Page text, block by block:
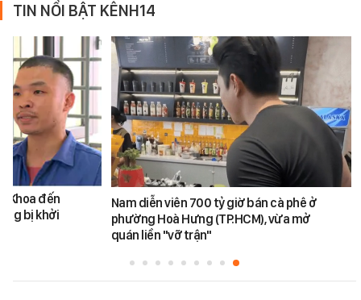
TIN NỔI BẬT KÊNH14
Khoa đến
bị khởi
Nam diễn viên 700 tỷ giờ bán cà phê ở
phường Hoà Hưng (TP.HCM), vừa mở
quán liền "vỡ trận"